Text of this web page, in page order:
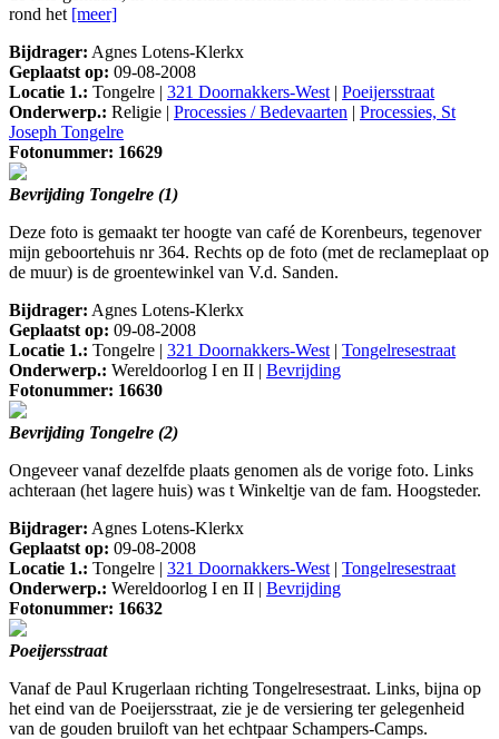
rond het [meer]
Bijdrager: Agnes Lotens-Klerkx
Geplaatst op: 09-08-2008
Locatie 1.: Tongelre | 321 Doornakkers-West | Poeijersstraat
Onderwerp.: Religie | Processies / Bedevaarten | Processies, St
Joseph Tongelre
Fotonummer: 16629
Bevrijding Tongelre (1)
Deze foto is gemaakt ter hoogte van café de Korenbeurs, tegenover
mijn geboortehuis nr 364. Rechts op de foto (met de reclameplaat op
de muur) is de groentewinkel van V.d. Sanden.
Bijdrager: Agnes Lotens-Klerkx
Geplaatst op: 09-08-2008
Locatie 1.: Tongelre | 321 Doornakkers-West | Tongelresestraat
Onderwerp.: Wereldoorlog I en II | Bevrijding
Fotonummer: 16630
Bevrijding Tongelre (2)
Ongeveer vanaf dezelfde plaats genomen als de vorige foto. Links
achteraan (het lagere huis) was t Winkeltje van de fam. Hoogsteder.
Bijdrager: Agnes Lotens-Klerkx
Geplaatst op: 09-08-2008
Locatie 1.: Tongelre | 321 Doornakkers-West | Tongelresestraat
Onderwerp.: Wereldoorlog I en II | Bevrijding
Fotonummer: 16632
Poeijersstraat
Vanaf de Paul Krugerlaan richting Tongelresestraat. Links, bijna op
het eind van de Poeijersstraat, zie je de versiering ter gelegenheid
van de gouden bruiloft van het echtpaar Schampers-Camps.